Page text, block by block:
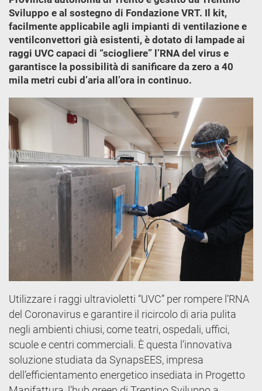
Sviluppo e al sostegno di Fondazione VRT. Il kit,
facilmente applicabile agli impianti di ventilazione e
ventilconvettori già esistenti, è dotato di lampade ai
raggi UVC capaci di “sciogliere” l’RNA del virus e
garantisce la possibilità di sanificare da zero a 40
mila metri cubi d’aria all’ora in continuo.
Utilizzare i raggi ultravioletti “UVC” per rompere l’RNA
del Coronavirus e garantire il ricircolo di aria pulita
negli ambienti chiusi, come teatri, ospedali, uffici,
scuole e centri commerciali. È questa l’innovativa
soluzione studiata da SynapsEES, impresa
dell’efficientamento energetico insediata in Progetto